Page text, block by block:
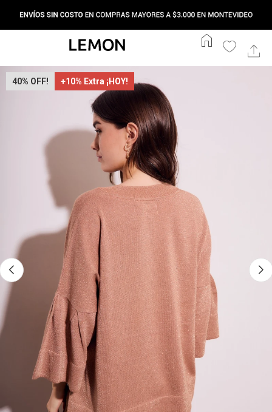
home
40 +10% Extra ¡HOY!